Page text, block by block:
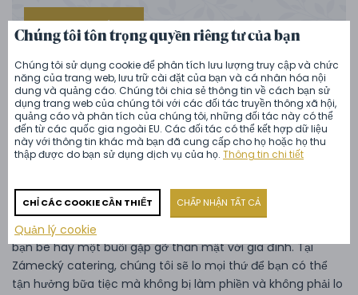
ZOBRAZIT VÍCE
Dịch vụ cung cấp trong
khuôn khổ dịch vụ ăn uống
tạo ra một bầu không khí phù hợp với chủ đề của bữa tiệc
và tính cách của người được tổ chức tiệc. Không quan
trọng bạn đang lên kế hoạch cho một bữa tiệc lớn với nhiều
bạn bè hay một buổi gặp gỡ thân mật với gia đình. Tại
Zámecký catering, chúng tôi sẽ lo mọi thứ để bạn có thể
tận hưởng bữa tiệc mà không bị làm phiền và không phải lo
Chúng tôi tôn trọng quyền riêng tư của bạn
Chúng tôi sử dụng cookie để phân tích lưu lượng truy cập và chức
năng của trang web, lưu trữ cài đặt của bạn và cá nhân hóa nội
dung và quảng cáo. Chúng tôi chia sẻ thông tin về cách bạn sử
dụng trang web của chúng tôi với các đối tác truyền thông xã hội,
quảng cáo và phân tích của chúng tôi, những đối tác này có thể
đến từ các quốc gia ngoài EU. Các đối tác có thể kết hợp dữ liệu
này với thông tin khác mà bạn đã cung cấp cho họ hoặc họ thu
thập được do bạn sử dụng dịch vụ của họ.Thông tin chi tiết
CHỈ CÁC COOKIE CẦN THIẾT CHẤP NHẬN TẤT CẢ
Quản lý cookie